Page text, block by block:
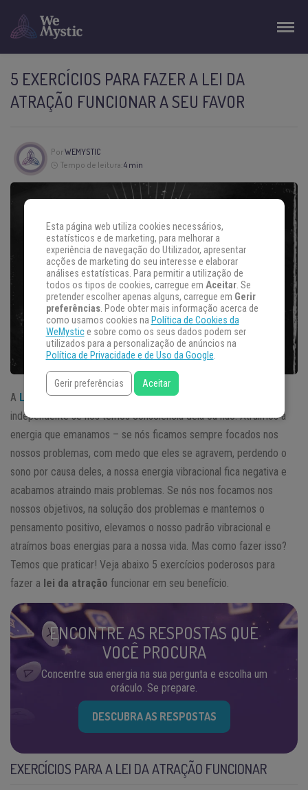
5 EXERCÍCIOS PARA FAZER A LEI DA
ATRAÇÃO FUNCIONAR A SEU FAVOR
PorWEMYSTIC
Tempo de leitura:4 min
A Lei da Atraçãoé algo que funciona em nossas vidas
independente se nós temos consciência dela ou não. Atraímos a
energia que emanamos – se nós ficamos sempre focados nos
nossos problemas, com medo que eles se agravem, perdendo o
sono por causa deles, a nossa energia vibracional fica negativa e
acabamos atraindo mais problemas. Se nós nos focamos nos
nossos objetivos, na solução dos problemas e mantemos o
pensamento positivo, elevamos o nosso padrão vibracional e
atraímos boas energias para a nossa vida. Mas como fazer isso?
Temos que praticar! Veja abaixo 5 exercícios poderosos para
fazer a lei da atração funcionar em seu benefício.
ENCONTRE AS RESPOSTAS QUE
VOCÊ PROCURA
Concentre sua energia na sua pergunta e escolha um
oráculo. Se prepare.
DESCUBRA AS RESPOSTAS
EXERCÍCIOS PARA A LEI DA ATRAÇÃO FUNCIONAR
Esta página web utiliza cookies necessários,
estatísticos e de marketing, para melhorar a
experiência de navegação do Utilizador, apresentar
acções de marketing do seu interesse e elaborar
análises estatísticas. Para permitir a utilização de
todos os tipos de cookies, carregue em Aceitar. Se
pretender escolher apenas alguns, carregue em Gerir
preferências. Pode obter mais informação acerca de
como usamos cookies na Política de Cookies da
WeMystice sobre como os seus dados podem ser
utilizados para a personalização de anúncios na
Política de Privacidade e de Uso da Google.
Gerir preferências Aceitar